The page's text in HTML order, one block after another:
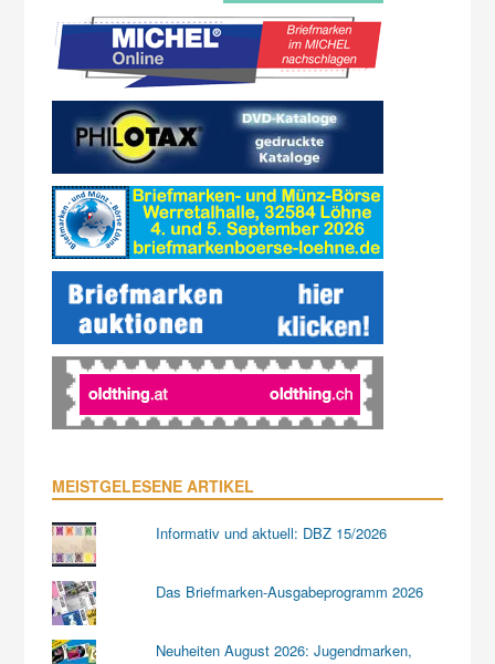
MEISTGELESENE ARTIKEL
Informativ und aktuell: DBZ 15/2026
Das Briefmarken-Ausgabeprogramm 2026
Neuheiten August 2026: Jugendmarken,